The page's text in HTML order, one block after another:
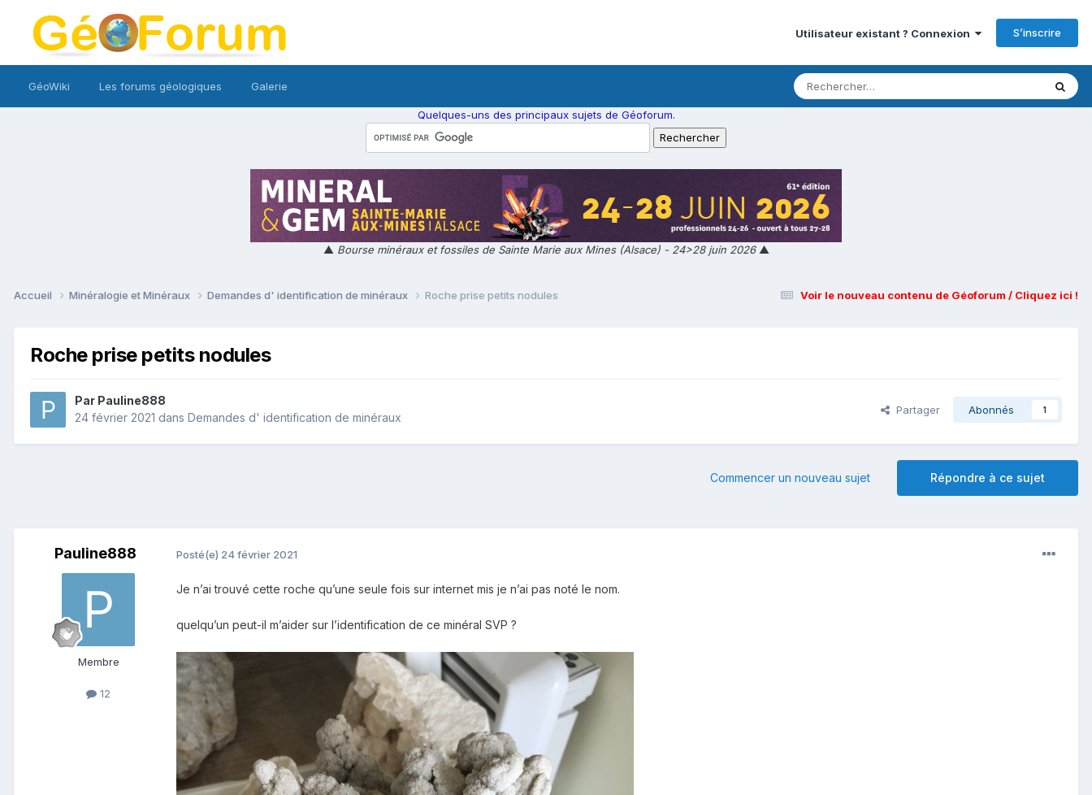
Utilisateur existant ? Connexion S’inscrire
GéoWiki Les forums géologiques Galerie
Quelques-uns des principaux sujets de Géoforum.
▲ Bourse minéraux et fossiles de Sainte Marie aux Mines (Alsace) - 24>28 juin 2026▲
Voir le nouveau contenu de Géoforum / Cliquez ici !
Accueil Minéralogie et Minéraux Demandes d' identification de minéraux Roche prise petits nodules
Roche prise petits nodules
Par Pauline888
24 février 2021 dans Demandes d' identification de minéraux
Partager Abonnés 1
Répondre à ce sujet
Commencer un nouveau sujet
Pauline888
Membre
12
Posté(e) 24 février 2021
Je n’ai trouvé cette roche qu’une seule fois sur internet mis je n’ai pas noté le nom.
quelqu’un peut-il m’aider sur l’identification de ce minéral SVP ?